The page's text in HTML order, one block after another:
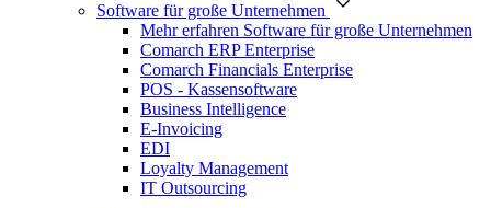
Software für große Unternehmen
Mehr erfahren Software für große Unternehmen
Comarch ERP Enterprise
Comarch Financials Enterprise
POS - Kassensoftware
Business Intelligence
E-Invoicing
EDI
Loyalty Management
IT Outsourcing